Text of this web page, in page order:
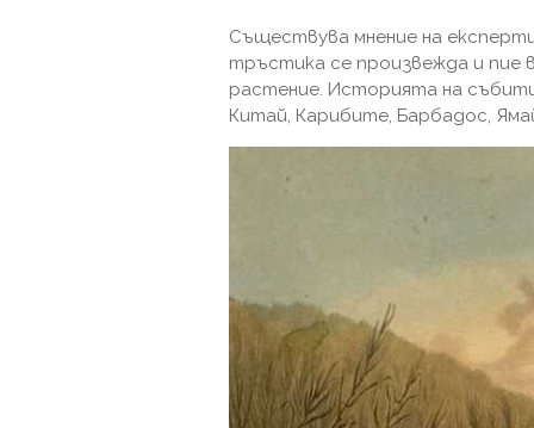
Съществува мнение на
тръстика се произвежда и пие
растение. Историята на
Китай, Карибите, Барбадос,